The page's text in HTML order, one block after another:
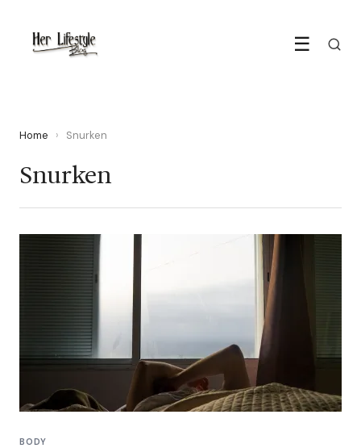
☰
Home › Snurken
Snurken
BODY